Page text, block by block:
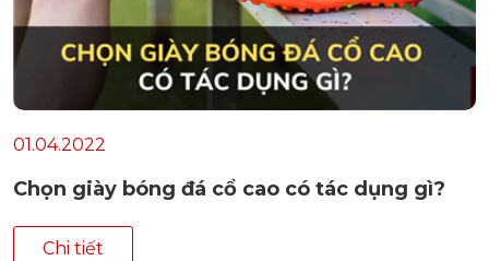
01.04.2022
Chọn giày bóng đá cổ cao có tác dụng gì?
Chi tiết